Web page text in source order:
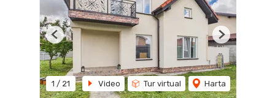
1 / 21 Video Tur virtual Harta
Previous Next